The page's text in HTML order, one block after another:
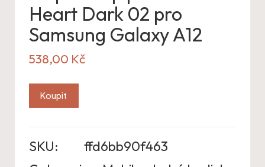
Heart Dark 02 pro
Samsung Galaxy A12
538,00 Kč
Koupit
SKU:
ffd6bb90f463